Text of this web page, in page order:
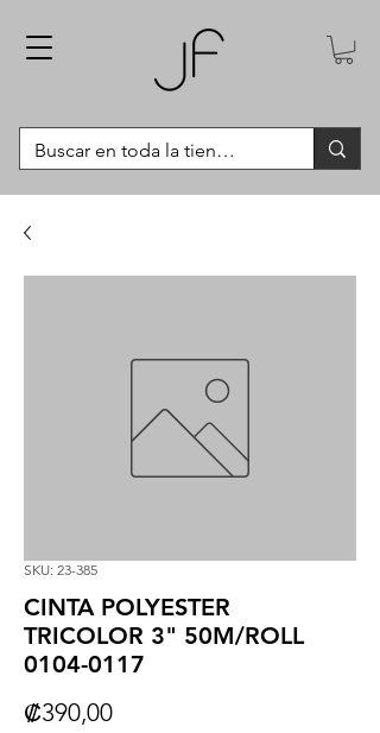
SKU: 23-385
CINTA POLYESTER
TRICOLOR 3" 50M/ROLL
0104-0117
₡390,00Precio